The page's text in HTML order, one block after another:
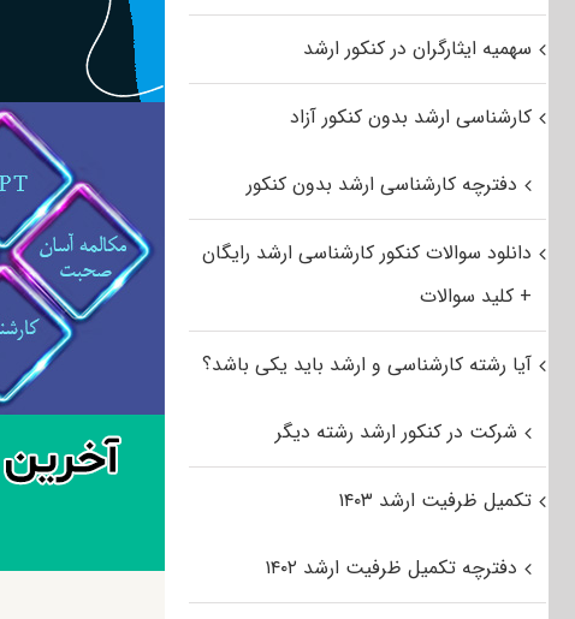
سهمیه ایثارگران در کنکور ارشد
کارشناسی ارشد بدون کنکور آزاد
دفترچه کارشناسی ارشد بدون کنکور
دانلود سوالات کنکور کارشناسی ارشد رایگان
+ کلید سوالات
آیا رشته کارشناسی و ارشد باید یکی باشد؟
شرکت در کنکور ارشد رشته دیگر
تکمیل ظرفیت ارشد ۱۴۰۳
دفترچه تکمیل ظرفیت ارشد ۱۴۰۲